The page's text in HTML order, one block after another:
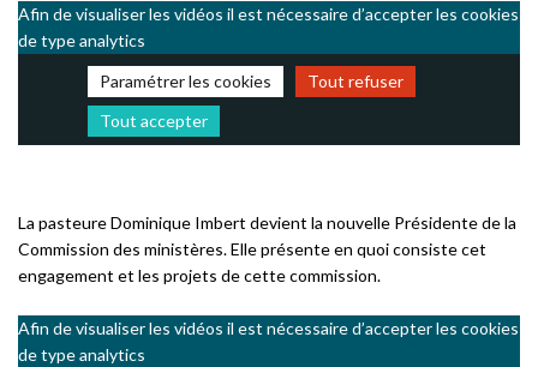
Afin de visualiser les vidéos il est nécessaire d’accepter les cookies
de type analytics
Paramétrer les cookies
Tout refuser
Tout accepter
La pasteure Dominique Imbert devient la nouvelle Présidente de la
Commission des ministères. Elle présente en quoi consiste cet
engagement et les projets de cette commission.
Afin de visualiser les vidéos il est nécessaire d’accepter les cookies
de type analytics